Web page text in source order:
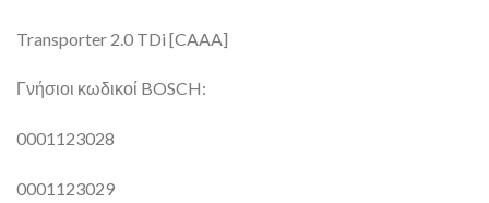
Transporter 2.0 TDi [CAAA]
Γνήσιοι κωδικοί BOSCH:
0001123028
0001123029